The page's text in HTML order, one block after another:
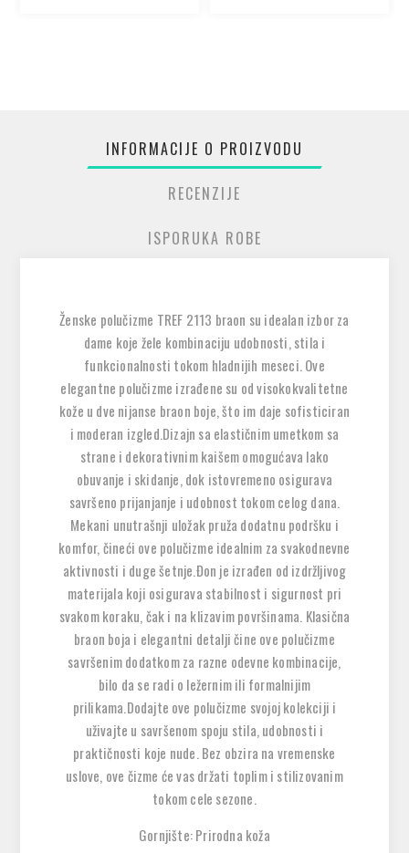
INFORMACIJE O PROIZVODU
RECENZIJE
ISPORUKA ROBE
Ženske polučizme TREF 2113 braon su idealan izbor za
dame koje žele kombinaciju udobnosti, stila i
funkcionalnosti tokom hladnijih meseci. Ove
elegantne polučizme izrađene su od visokokvalitetne
kože u dve nijanse braon boje, što im daje sofisticiran
i moderan izgled.Dizajn sa elastičnim umetkom sa
strane i dekorativnim kaišem omogućava lako
obuvanje i skidanje, dok istovremeno osigurava
savršeno prijanjanje i udobnost tokom celog dana.
Mekani unutrašnji uložak pruža dodatnu podršku i
komfor, čineći ove polučizme idealnim za svakodnevne
aktivnosti i duge šetnje.Đon je izrađen od izdržljivog
materijala koji osigurava stabilnost i sigurnost pri
svakom koraku, čak i na klizavim površinama. Klasična
braon boja i elegantni detalji čine ove polučizme
savršenim dodatkom za razne odevne kombinacije,
bilo da se radi o ležernim ili formalnijim
prilikama.Dodajte ove polučizme svojoj kolekciji i
uživajte u savršenom spoju stila, udobnosti i
praktičnosti koje nude. Bez obzira na vremenske
uslove, ove čizme će vas držati toplim i stilizovanim
tokom cele sezone.
Gornjište: Prirodna koža